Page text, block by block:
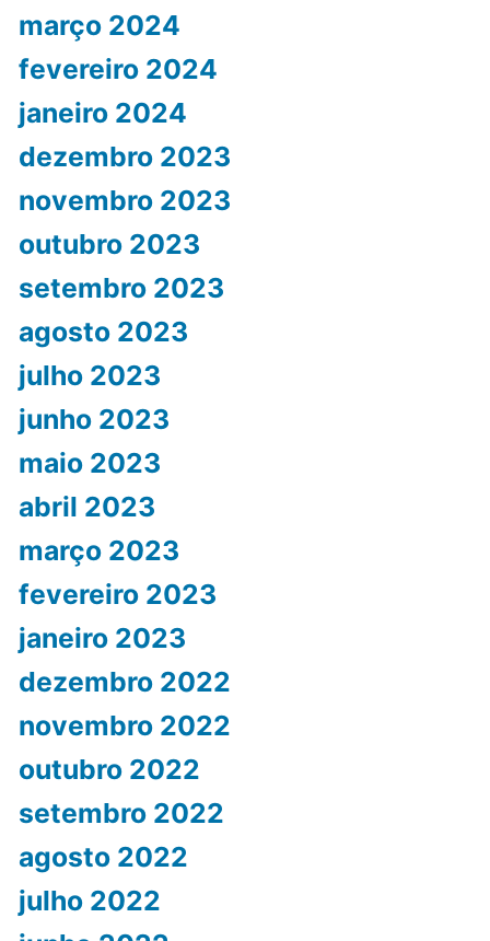
março 2024
fevereiro 2024
janeiro 2024
dezembro 2023
novembro 2023
outubro 2023
setembro 2023
agosto 2023
julho 2023
junho 2023
maio 2023
abril 2023
março 2023
fevereiro 2023
janeiro 2023
dezembro 2022
novembro 2022
outubro 2022
setembro 2022
agosto 2022
julho 2022